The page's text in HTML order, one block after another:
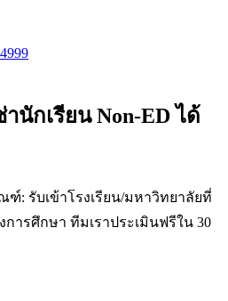
นักเรียน Non-ED ได้
: รับเข้าโรงเรียน/มหาวิทยาลัยที่
การศึกษา ทีมเราประเมินฟรีใน 30